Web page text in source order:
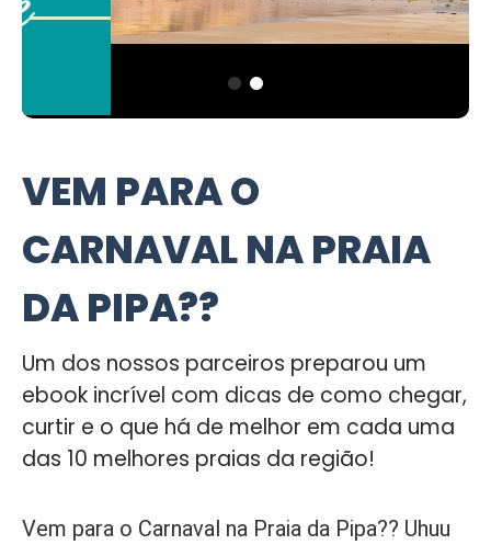
VEM PARA O
CARNAVAL NA PRAIA
DA PIPA??
Um dos nossos parceiros preparou um
ebook incrível com dicas de como chegar,
curtir e o que há de melhor em cada uma
das 10 melhores praias da região! ⠀
Vem para o Carnaval na Praia da Pipa?? Uhuu